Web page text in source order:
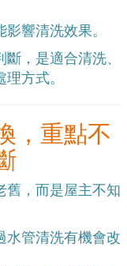
響清洗效果。
，是適合清洗、
方式。
，重點不
舊，而是屋主不知
水管清洗有機會改